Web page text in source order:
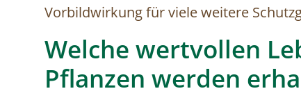
Vorbildwirkung für viele weitere
Welche wertvollen
Pflanzen werden